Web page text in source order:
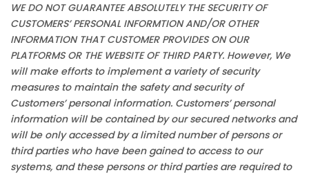
WE DO NOT GUARANTEE ABSOLUTELY THE SECURITY OF
CUSTOMERS’ PERSONAL INFORMTION AND/OR OTHER
INFORMATION THAT CUSTOMER PROVIDES ON OUR
PLATFORMS OR THE WEBSITE OF THIRD PARTY. However, We
will make efforts to implement a variety of security
measures to maintain the safety and security of
Customers’ personal information. Customers’ personal
information will be contained by our secured networks and
will be only accessed by a limited number of persons or
third parties who have been gained to access to our
systems, and these persons or third parties are required to